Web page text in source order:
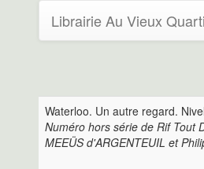
Librairie Au Vieux
Waterloo. Un autre regard.
Numéro hors série de Rif Tout
MEEÜS d'ARGENTEUIL et